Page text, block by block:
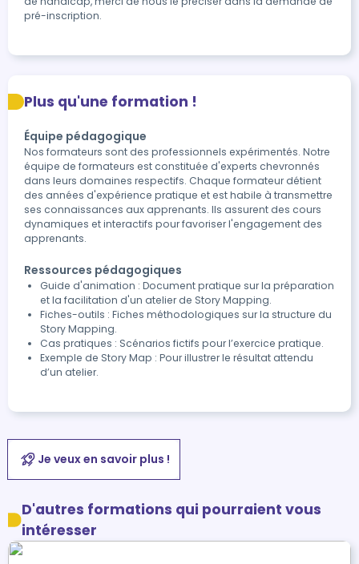
pré-inscription.
Plus qu'une formation !
Équipe pédagogique
Nos formateurs sont des professionnels expérimentés. Notre
équipe de formateurs est constituée d'experts chevronnés
dans leurs domaines respectifs. Chaque formateur détient
des années d'expérience pratique et est habile à transmettre
ses connaissances aux apprenants. Ils assurent des cours
dynamiques et interactifs pour favoriser l'engagement des
apprenants.
Ressources pédagogiques
Guide d'animation : Document pratique sur la préparation
et la facilitation d'un atelier de Story Mapping.
Fiches-outils : Fiches méthodologiques sur la structure du
Story Mapping.
Cas pratiques : Scénarios fictifs pour l’exercice pratique.
Exemple de Story Map : Pour illustrer le résultat attendu
d’un atelier.
Je veux en savoir plus !
D'autres formations qui pourraient vous
intéresser